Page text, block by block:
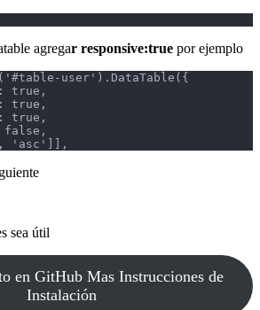
agregar responsive:true por ejemplo
'asc']],
sea útil
en GitHub Mas Instrucciones de
Instalación